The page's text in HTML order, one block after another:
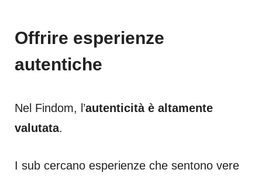
Offrire esperienze
autentiche
Nel Findom, l’autenticità è altamente
valutata.
I sub cercano esperienze che sentono vere